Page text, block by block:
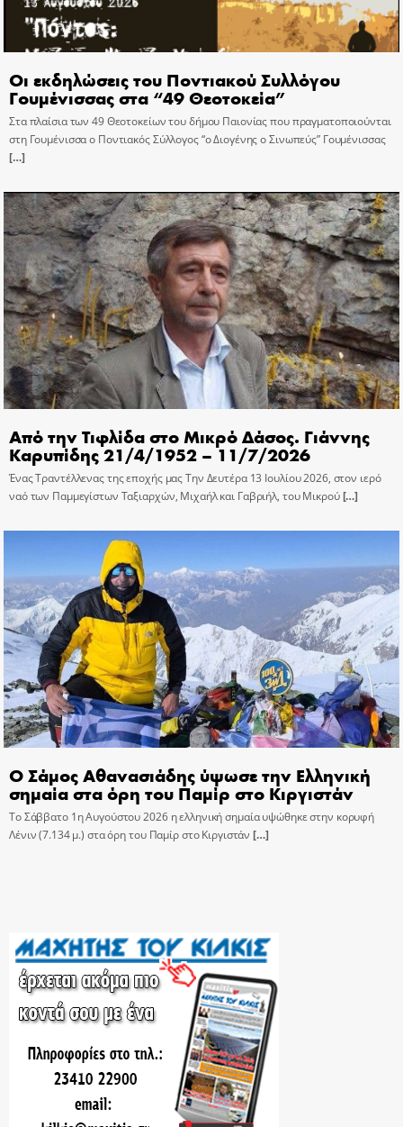
Οι εκδηλώσεις του Ποντιακού Συλλόγου
Γουμένισσας στα “49 Θεοτοκεία”
Στα πλαίσια των 49 Θεοτοκείων του δήμου Παιονίας που πραγματοποιούνται
στη Γουμένισσα ο Ποντιακός Σύλλογος “ο Διογένης ο Σινωπεύς” Γουμένισσας
[…]
Από την Τιφλίδα στο Μικρό Δάσος. Γιάννης
Καρυπίδης 21/4/1952 – 11/7/2026
Ένας Τραντέλλενας της εποχής μας Την Δευτέρα 13 Ιουλίου 2026, στον ιερό
ναό των Παμμεγίστων Ταξιαρχών, Μιχαήλ και Γαβριήλ, του Μικρού[…]
Ο Σάμος Αθανασιάδης ύψωσε την Ελληνική
σημαία στα όρη του Παμίρ στο Κιργιστάν
Το Σάββατο 1η Αυγούστου 2026 η ελληνική σημαία υψώθηκε στην κορυφή
Λένιν (7.134 μ.) στα όρη του Παμίρ στο Κιργιστάν […]